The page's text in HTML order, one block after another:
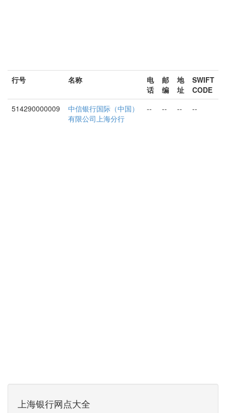
行号 名称
电
话
邮
编
地
址
SWIFT
CODE
514290000009
中信银行国际（中国）
有限公司上海分行
-- -- -- --
上海银行网点大全